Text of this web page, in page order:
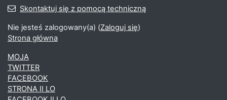
Skontaktuj się z pomocą techniczną
Nie jesteś zalogowany(a) (Zaloguj się)
Strona główna
MOJA
TWITTER
FACEBOOK
STRONA II LO